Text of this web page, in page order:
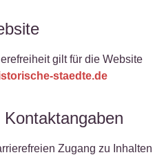
gilt für die Website
staedte.de
Zugang zu Inhalten